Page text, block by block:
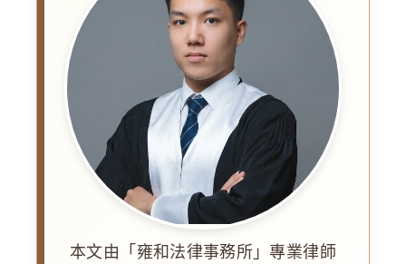
本文由「雍和法律事務所」專業律師